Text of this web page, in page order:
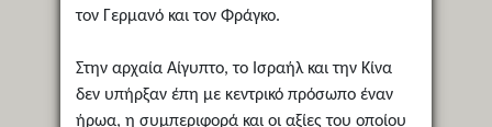
τον Γερμανό και τον Φράγκο.
Στην αρχαία Αίγυπτο, το Ισραήλ και την Κίνα
δεν υπήρξαν έπη με κεντρικό πρόσωπο έναν
ήρωα, η συμπεριφορά και οι αξίες του οποίου